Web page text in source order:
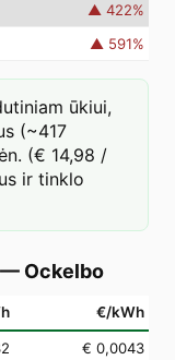
▲ 422%
▲ 591%
ūkiui,
(~417
(€ 14,98 /
ir tinklo
— Ockelbo
€/kWh
€ 0,0043